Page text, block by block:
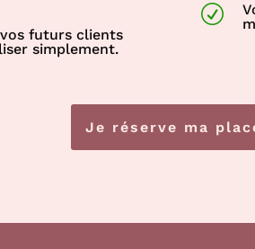
vos futurs clients
simplement.
R
Je réserve ma